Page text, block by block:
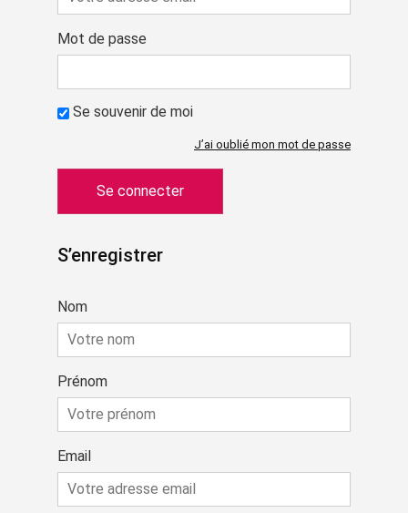
Mot de passe
Se souvenir de moi
J’ai oublié mon mot de passe
S’enregistrer
Nom
Prénom
Email